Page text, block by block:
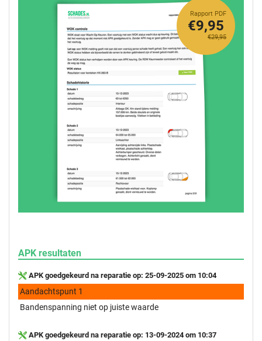
Rapport PDF
€29,95
€9,95
APK resultaten
APK goedgekeurd na reparatie op: 25-09-2025 om 10:04
Aandachtspunt 1
Bandenspanning niet op juiste waarde
APK goedgekeurd na reparatie op: 13-09-2024 om 10:37